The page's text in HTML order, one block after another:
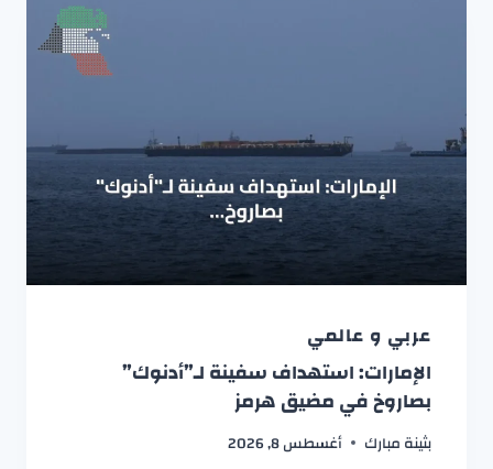
عربي و عالمي
الإمارات: استهداف سفينة لـ”أدنوك”
بصاروخ في مضيق هرمز
بثينة مبارك أغسطس 8, 2026